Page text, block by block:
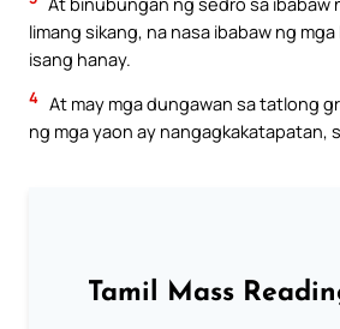
limang sikang, na nasa ibabaw ng
isang hanay.
4 At may mga dungawan sa tatlong
ng mga yaon ay nangagkakatapatan,
Tamil Mass